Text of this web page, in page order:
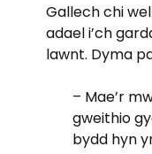
Gallech chi
adael i’ch
lawnt. Dyma
– Mae’r
gweithio
bydd hyn